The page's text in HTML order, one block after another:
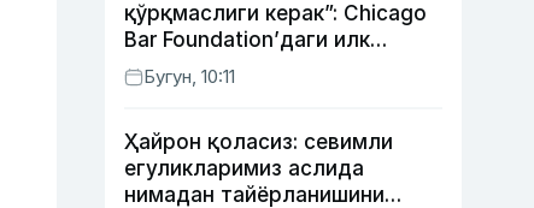
қўрқмаслиги керак”: Chicago
Bar Foundation’даги илк
ўзбекистонлик Гўзал
Абдуахатова
Бугун, 10:11
Ҳайрон қоласиз: севимли
егуликларимиз аслида
нимадан тайёрланишини